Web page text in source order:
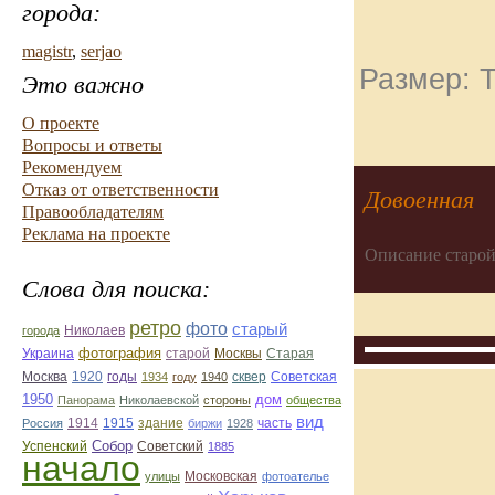
города:
magistr, serjao
Это важно
О проекте
Вопросы и ответы
Рекомендуем
Отказ от ответственности
Правообладателям
Реклама на проекте
Слова для поиска:
города Николаев ретро фото старый
Украина фотография старой Москвы Старая
Москва 1920 годы 1934 году 1940 сквер Советская
1950 Панорама Николаевской стороны дом общества
Россия 1914 1915 здание биржи 1928 часть вид
Успенский Собор Советский 1885
начало улицы Московская фотоателье
Размер:
Довоенная
Описание